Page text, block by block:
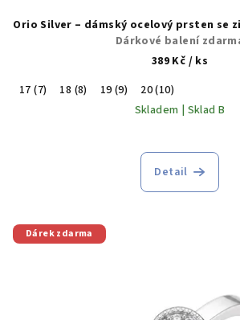
Orio Silver – dámský ocelový prsten se
Dárkové balení
389 Kč / ks
17 (7)
18 (8) 19 (9)
20 (10)
Skladem | Sklad B
Detail
Dárek zdarma